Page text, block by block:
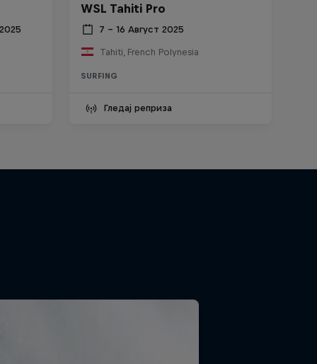
WSL Tahiti Pro
7 – 16 Август 2025
Tahiti, French Polynesia
SURFING
Гледај реприза